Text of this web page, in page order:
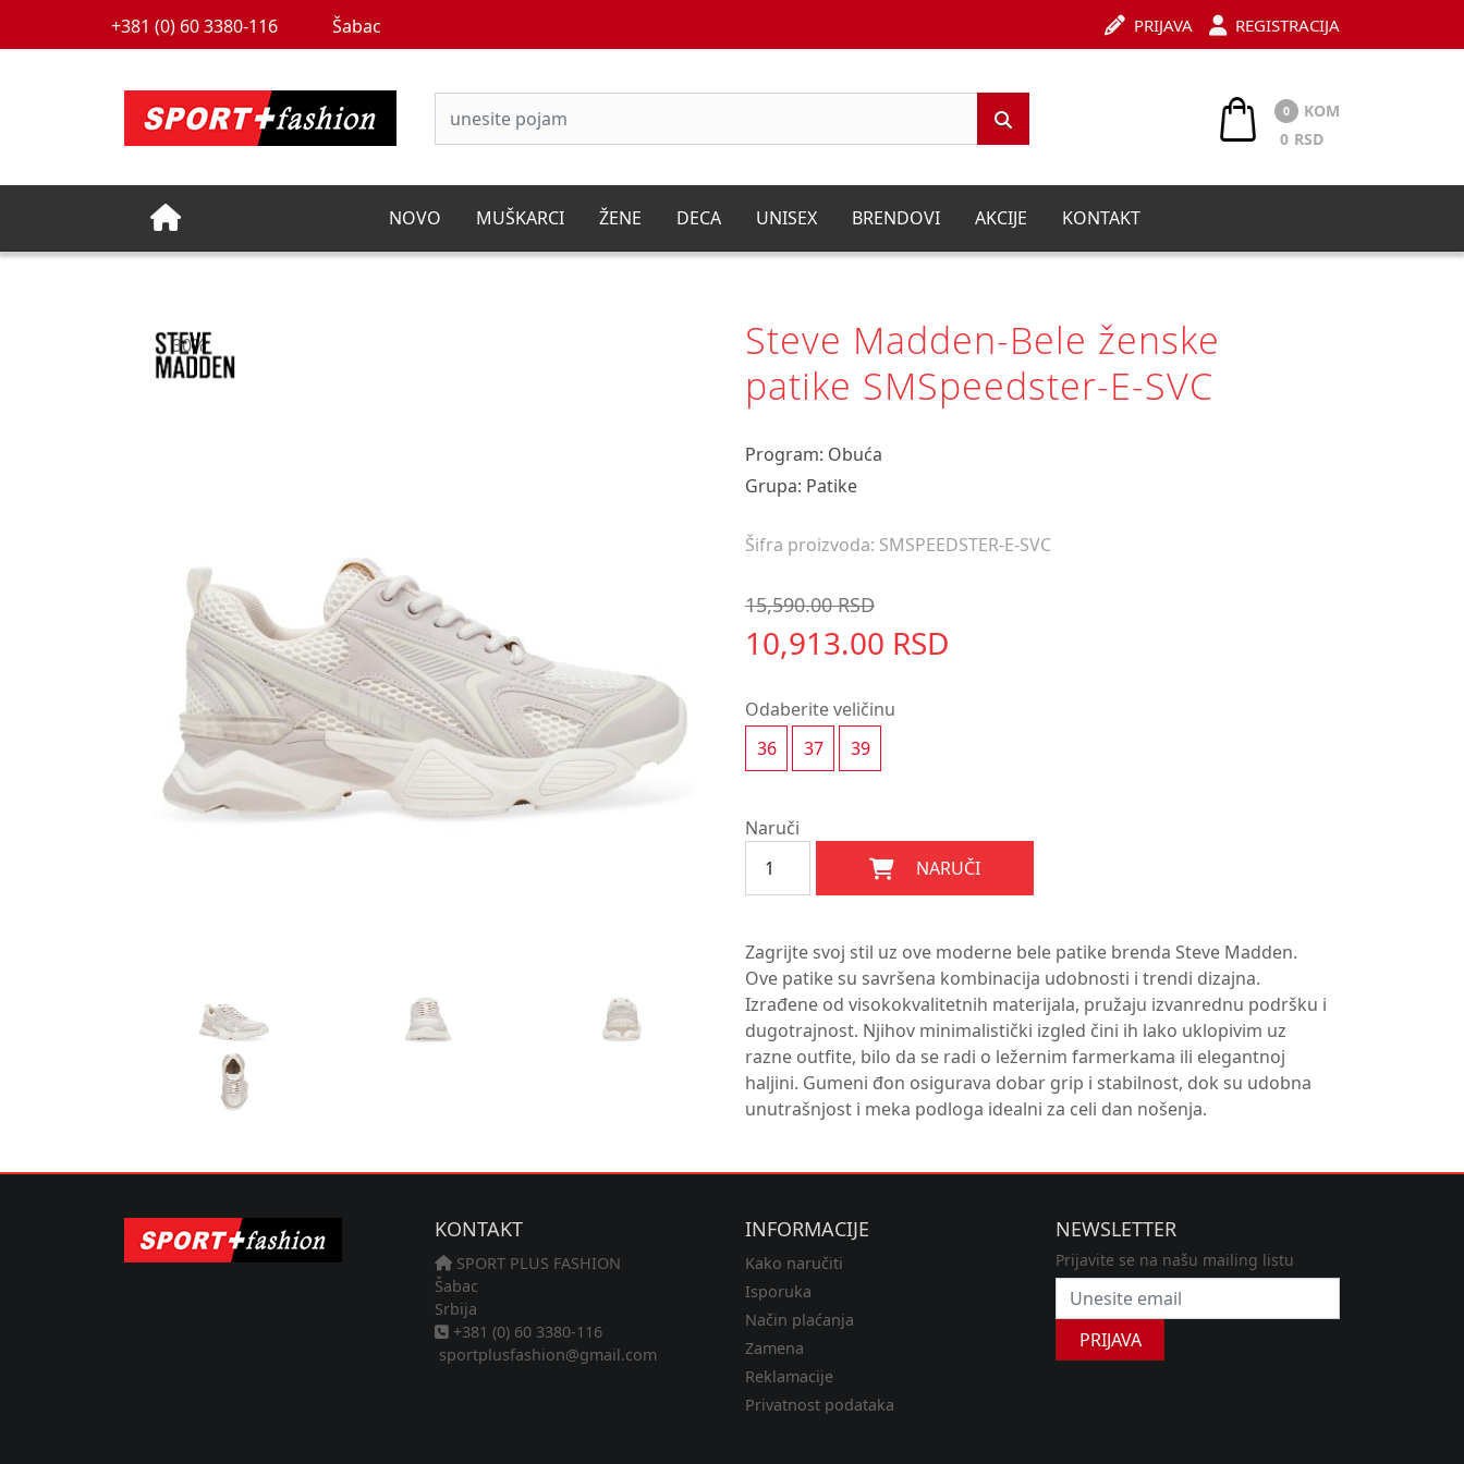
+381 (0) 60 3380-116 Šabac REGISTRACIJA
PRIJAVA
0
KOM
0 RSD
NOVO MUŠKARCI ŽENE DECA UNISEX BRENDOVI AKCIJE KONTAKT
30%
Steve Madden-Bele ženske
patike SMSpeedster-E-SVC
Program: Obuća
Grupa: Patike
Šifra proizvoda: SMSPEEDSTER-E-SVC
15,590.00 RSD
10,913.00 RSD
Odaberite veličinu
36
37 39
Naruči
NARUČI
Zagrijte svoj stil uz ove moderne bele patike brenda Steve Madden.
Ove patike su savršena kombinacija udobnosti i trendi dizajna.
Izrađene od visokokvalitetnih materijala, pružaju izvanrednu podršku i
dugotrajnost. Njihov minimalistički izgled čini ih lako uklopivim uz
razne outfite, bilo da se radi o ležernim farmerkama ili elegantnoj
haljini. Gumeni đon osigurava dobar grip i stabilnost, dok su udobna
unutrašnjost i meka podloga idealni za celi dan nošenja.
KONTAKT
SPORT PLUS FASHION
Šabac
Srbija
+381 (0) 60 3380-116
sportplusfashion@gmail.com
INFORMACIJE
Kako naručiti
Isporuka
Način plaćanja
Zamena
Reklamacije
Privatnost podataka
NEWSLETTER
Prijavite se na našu mailing listu
PRIJAVA